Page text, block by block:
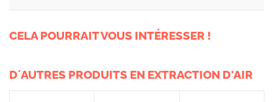
CELA POURRAIT VOUS INTÉRESSER !
D´AUTRES PRODUITS EN EXTRACTION D'AIR